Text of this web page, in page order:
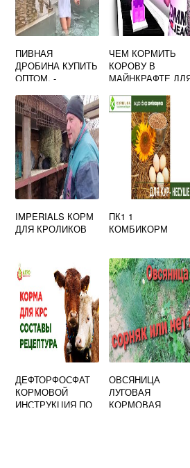
ПИВНАЯ
ДРОБИНА КУПИТЬ
ОПТОМ, -
ЧЕМ КОРМИТЬ
КОРОВУ В
МАЙНКРАФТЕ
IMPERIALS КОРМ
ДЛЯ КРОЛИКОВ
ПК1 1
КОМБИКОРМ
ДЕФТОРФОСФАТ
КОРМОВОЙ
ИНСТРУКЦИЯ ПО
ОВСЯНИЦА
ЛУГОВАЯ
КОРМОВАЯ